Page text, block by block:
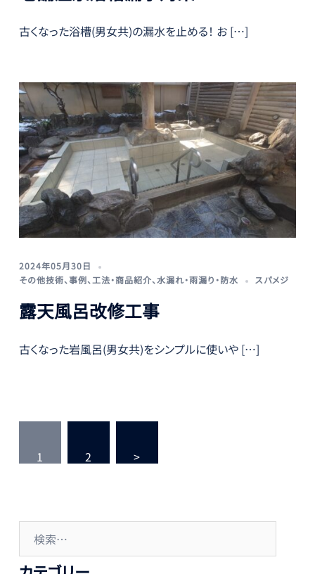
古くなった浴槽(男女共)の漏水を止める！ お […]
2024年05月30日
その他技術、事例、 工法・商品紹介、水漏れ・雨漏り・防水 スパメジ
露天風呂改修工事
古くなった岩風呂(男女共)をシンプルに使いや […]
稿
ゲ
ー
シ
1 2 >